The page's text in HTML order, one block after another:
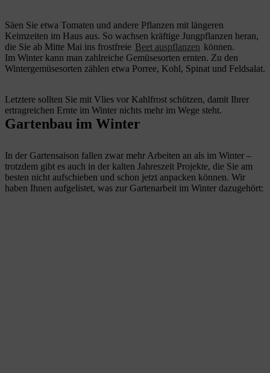
Säen Sie etwa Tomaten und andere Pflanzen mit längeren
Keimzeiten im Haus aus. So wachsen kräftige Jungpflanzen heran,
die Sie ab Mitte Mai ins frostfreie Beet auspflanzen können.
Im Winter kann man zahlreiche Gemüsesorten ernten. Zu den
Wintergemüsesorten zählen etwa Porree, Kohl, Spinat und Feldsalat.
Letztere sollten Sie mit Vlies vor Kahlfrost schützen, damit Ihrer
ertragreichen Ernte im Winter nichts mehr im Wege steht.
Gartenbau im Winter
In der Gartensaison fallen zwar mehr Arbeiten an als im Winter –
trotzdem gibt es auch in der kalten Jahreszeit Projekte, die Sie am
besten nicht aufschieben und schon jetzt anpacken können. Wir
haben Ihnen aufgelistet, was zur Gartenarbeit im Winter dazugehört: